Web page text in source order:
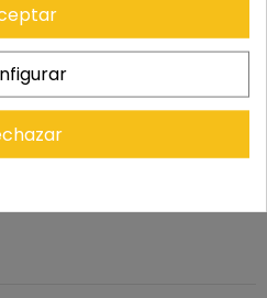
la devolución.